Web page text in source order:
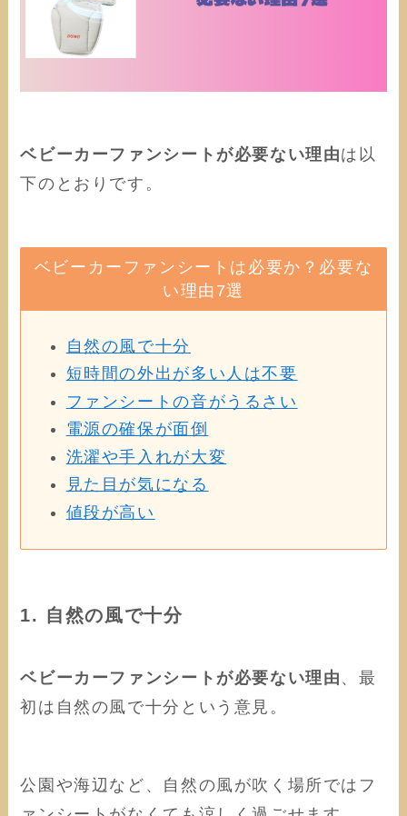
ベビーカーファンシートが必要ない理由は以
下のとおりです。
ベビーカーファンシートは必要か？必要な
い理由7選
自然の風で十分
短時間の外出が多い人は不要
ファンシートの音がうるさい
電源の確保が面倒
洗濯や手入れが大変
見た目が気になる
値段が高い
1. 自然の風で十分
ベビーカーファンシートが必要ない理由 、最
初は自然の風で十分という意見。
公園や海辺など、自然の風が吹く場所ではフ